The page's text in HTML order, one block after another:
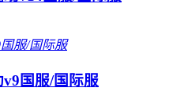
国服/国际服